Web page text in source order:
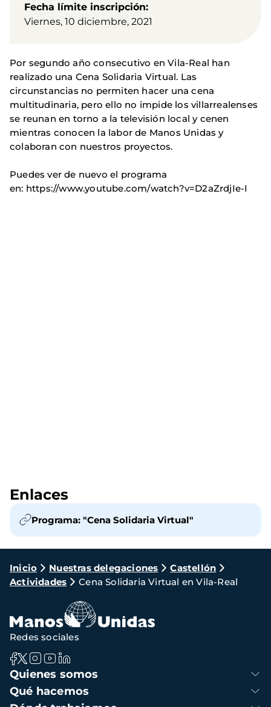
Fecha límite inscripción
Viernes, 10 diciembre, 2021
Por segundo año consecutivo en Vila-Real han
realizado una Cena Solidaria Virtual. Las
circunstancias no permiten hacer una cena
multitudinaria, pero ello no impide los villarrealenses
se reunan en torno a la televisión local y cenen
mientras conocen la labor de Manos Unidas y
colaboran con nuestros proyectos.
Puedes ver de nuevo el programa
en: https://www.youtube.com/watch?v=D2aZrdjIe-I
Enlaces
Programa: "Cena Solidaria Virtual"
Ruta
de
navegación
Inicio Nuestras delegaciones
Castellón
Actividades
Cena Solidaria Virtual en Vila-Real
Navegación
principal
Quienes somos
Qué hacemos
Redes sociales